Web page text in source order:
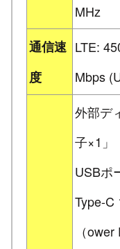
MHz
通信速
度
LTE:
Mbps
外部デ
子×1」
USBポ
Type-C
（